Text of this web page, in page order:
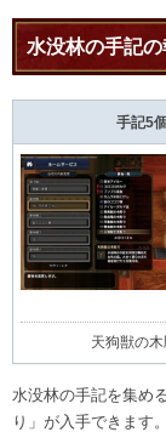
水没林の手記の
手記5個
天狗獣の木
水没林の手記を集め
り」が入手できます